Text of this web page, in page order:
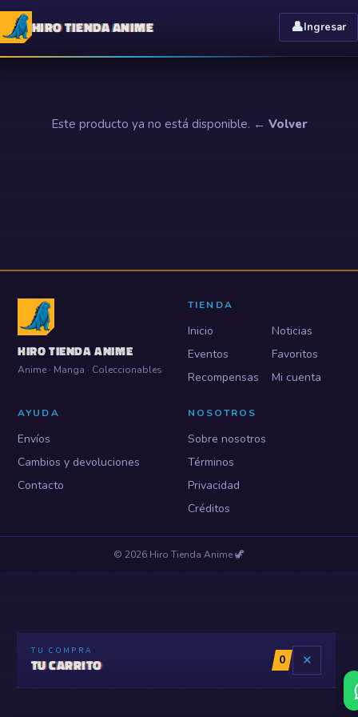
HIRO TIENDA ANIME 👤Ingresar
Este producto ya no está disponible. ← Volver
HIRO TIENDA ANIME
Anime · Manga · Coleccionables
TIENDA
Inicio
Noticias
Eventos
Favoritos
Recompensas
Mi cuenta
AYUDA
Envíos
Cambios y devoluciones
Contacto
NOSOTROS
Sobre nosotros
Términos
Privacidad
Créditos
© 2026 Hiro Tienda Anime🦖
TU COMPRA
TU CARRITO 0 ✕